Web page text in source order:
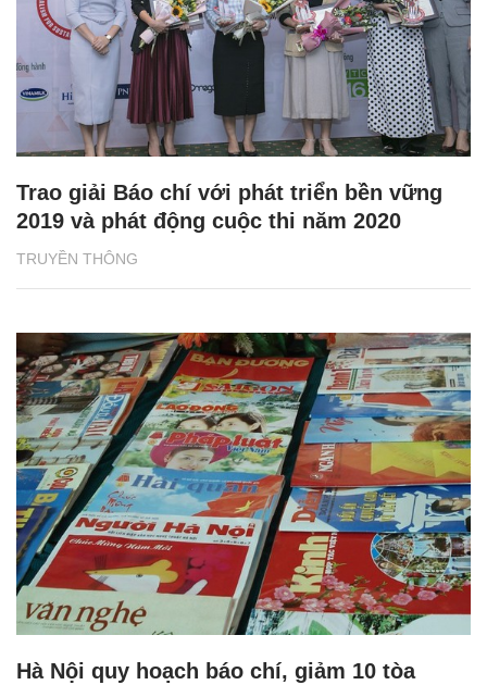
TRUYỀN THÔNG
Trao giải Báo chí với phát triển bền vững
2019 và phát động cuộc thi năm 2020
Hà Nội quy hoạch báo chí, giảm 10 tòa